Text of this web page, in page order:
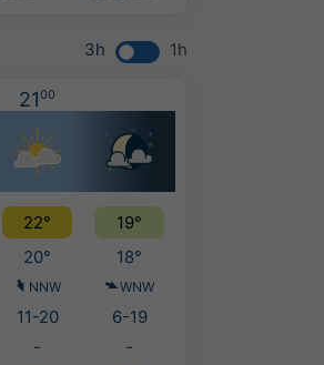
3h 1h
2100
22°
19°
20° 18°
NNW WNW
11-20
6-19
-
-